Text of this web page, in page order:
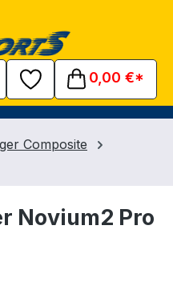
0,00 €*
Composite
Novium2 Pro